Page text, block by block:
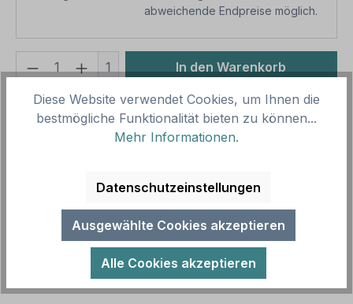
abweichende Endpreise möglich.
Produkt Anzahl: Gib den
1 In den Warenkorb
Produktnummer:SH17618
Vorlagenummer:
VBT-191-K
untersagt - Do not feed the monkeys als
Kombinationsschild mit Verbotsz…Mehr
Diese Website verwendet Cookies, um Ihnen die
bestmögliche Funktionalität bieten zu können...
Mehr Informationen.
Datenschutzeinstellungen
Ausgewählte Cookies akzeptieren
Alle Cookies akzeptieren